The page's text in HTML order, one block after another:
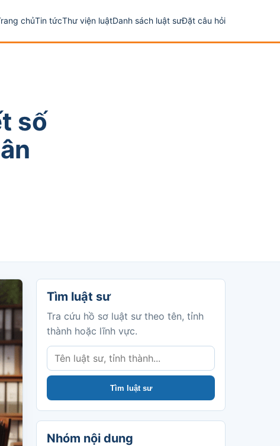
chủTin tứcThư viện luậtDanh sách luật sưĐặt câu hỏi
số
Tìm luật sư
Tra cứu hồ sơ luật sư theo tên, tỉnh
thành hoặc lĩnh vực.
Tìm luật sư
Tìm luật sư
Nhóm nội dung